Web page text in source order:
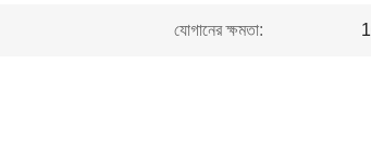
যোগানের ক্ষমতা: